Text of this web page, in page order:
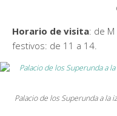
Horario de visita: de
festivos: de 11 a 14.
Palacio de los Superunda a la